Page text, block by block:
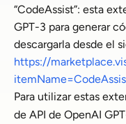
“CodeAssist”: esta
GPT-3 para generar
descargarla desde el
https://
Para utilizar estas
de API de OpenAI